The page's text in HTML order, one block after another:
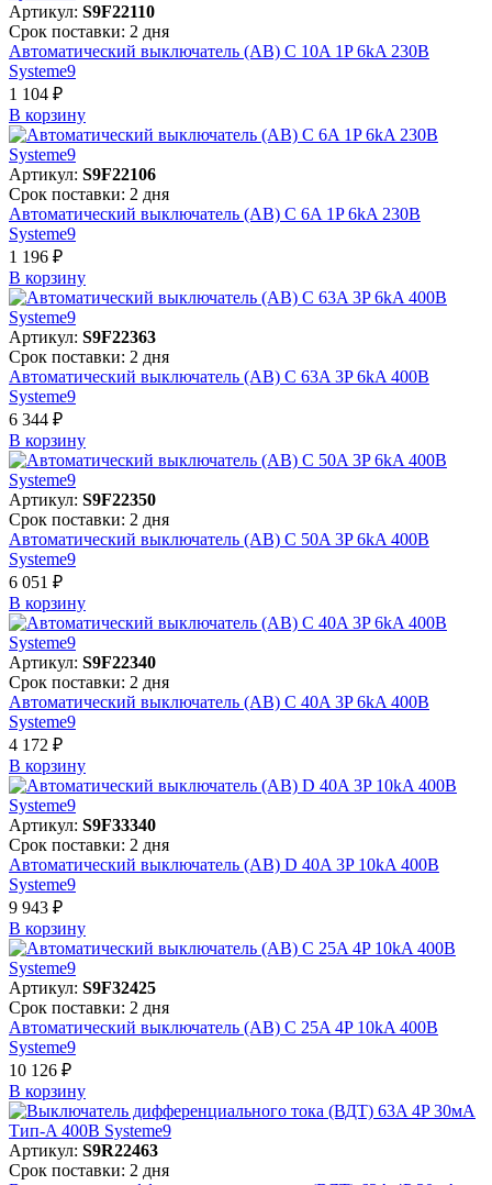
Артикул: S9F22110
Срок поставки: 2 дня
Автоматический выключатель (АВ) C 10A 1P 6kA 230В
Systeme9
1 104 ₽
В корзинy
Артикул: S9F22106
Срок поставки: 2 дня
Автоматический выключатель (АВ) C 6A 1P 6kA 230В
Systeme9
1 196 ₽
В корзинy
Артикул: S9F22363
Срок поставки: 2 дня
Автоматический выключатель (АВ) C 63A 3P 6kA 400В
Systeme9
6 344 ₽
В корзинy
Артикул: S9F22350
Срок поставки: 2 дня
Автоматический выключатель (АВ) C 50A 3P 6kA 400В
Systeme9
6 051 ₽
В корзинy
Артикул: S9F22340
Срок поставки: 2 дня
Автоматический выключатель (АВ) C 40A 3P 6kA 400В
Systeme9
4 172 ₽
В корзинy
Артикул: S9F33340
Срок поставки: 2 дня
Автоматический выключатель (АВ) D 40A 3P 10kA 400В
Systeme9
9 943 ₽
В корзинy
Артикул: S9F32425
Срок поставки: 2 дня
Автоматический выключатель (АВ) C 25A 4P 10kA 400В
Systeme9
10 126 ₽
В корзинy
Артикул: S9R22463
Срок поставки: 2 дня